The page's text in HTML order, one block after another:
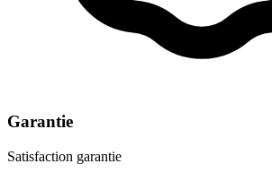
Garantie
Satisfaction garantie